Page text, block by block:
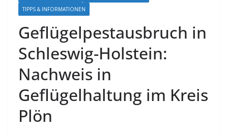
TIPPS & INFORMATIONEN
Geflügelpestausbruch in
Schleswig-Holstein:
Nachweis in
Geflügelhaltung im Kreis
Plön